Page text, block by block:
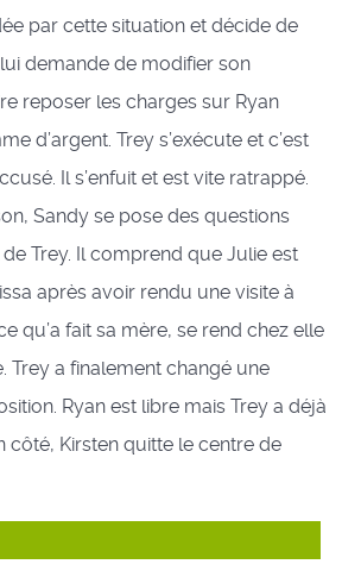
par cette situation et décide de
demande de modifier son
reposer les charges sur Ryan
d’argent. Trey s’exécute et c’est
Il s’enfuit et est vite ratrappé.
Sandy se pose des questions
Trey. Il comprend que Julie est
après avoir rendu une visite à
qu’a fait sa mère, se rend chez elle
Trey a finalement changé une
Ryan est libre mais Trey a déjà
côté, Kirsten quitte le centre de